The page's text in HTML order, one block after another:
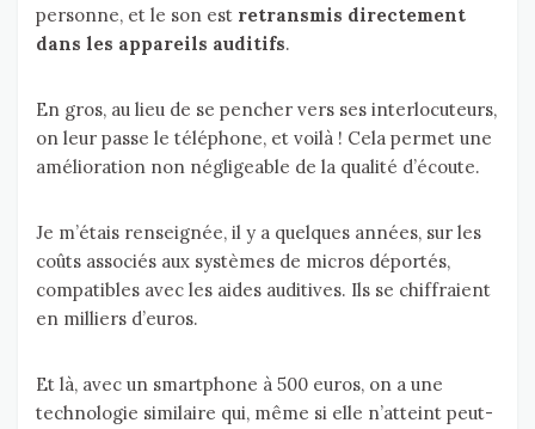
personne, et le son est retransmis directement
dans les appareils auditifs.
En gros, au lieu de se pencher vers ses interlocuteurs,
on leur passe le téléphone, et voilà ! Cela permet une
amélioration non négligeable de la qualité d’écoute.
Je m’étais renseignée, il y a quelques années, sur les
coûts associés aux systèmes de micros déportés,
compatibles avec les aides auditives. Ils se chiffraient
en milliers d’euros.
Et là, avec un smartphone à 500 euros, on a une
technologie similaire qui, même si elle n’atteint peut-